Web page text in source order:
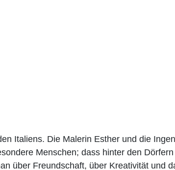
Italiens. Die Malerin Esther und die
Menschen; dass hinter den
über Freundschaft, über Kreativität und